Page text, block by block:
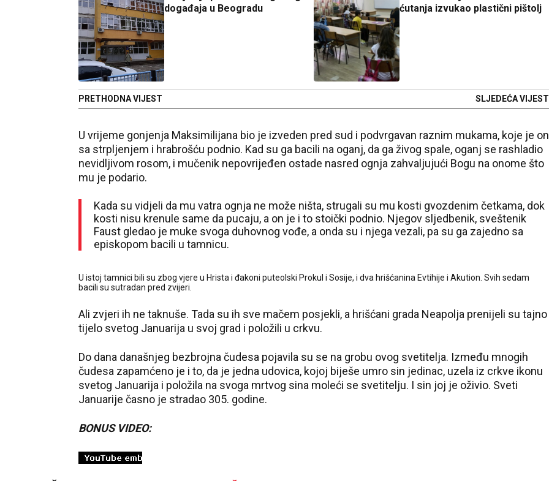
događaja u Beogradu
PRETHODNA VIJEST
ćutanja izvukao plastični pištolj
SLJEDEĆA VIJEST
U vrijeme gonjenja Maksimilijana bio je izveden pred sud i podvrgavan raznim mukama, koje je on
sa strpljenjem i hrabrošću podnio. Kad su ga bacili na oganj, da ga živog spale, oganj se rashladio
nevidljivom rosom, i mučenik nepovrijeđen ostade nasred ognja zahvaljujući Bogu na onome što
mu je podario.
Kada su vidjeli da mu vatra ognja ne može ništa, strugali su mu kosti gvozdenim četkama, dok
kosti nisu krenule same da pucaju, a on je i to stoički podnio. Njegov sljedbenik, sveštenik
Faust gledao je muke svoga duhovnog vođe, a onda su i njega vezali, pa su ga zajedno sa
episkopom bacili u tamnicu.
U istoj tamnici bili su zbog vjere u Hrista i đakoni puteolski Prokul i Sosije, i dva hrišćanina Evtihije i Akution. Svih sedam
bacili su sutradan pred zvijeri.
Ali zvjeri ih ne taknuše. Tada su ih sve mačem posjekli, a hrišćani grada Neapolja prenijeli su tajno
tijelo svetog Januarija u svoj grad i položili u crkvu.
Do dana današnjeg bezbrojna čudesa pojavila su se na grobu ovog svetitelja. Između mnogih
čudesa zapamćeno je i to, da je jedna udovica, kojoj biješe umro sin jedinac, uzela iz crkve ikonu
svetog Januarija i položila na svoga mrtvog sina moleći se svetitelju. I sin joj je oživio. Sveti
Januarije časno je stradao 305. godine.
BONUS VIDEO: